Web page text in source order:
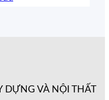
DỰNG VÀ NỘI THẤT